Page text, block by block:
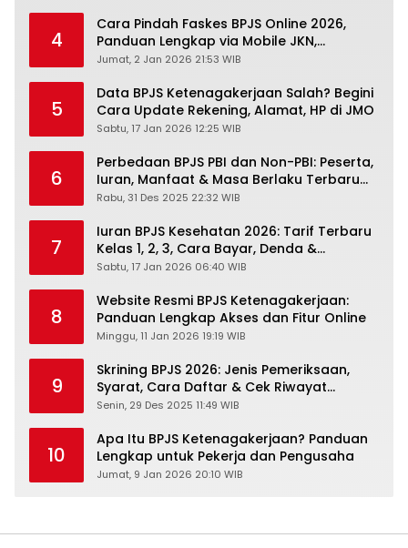
4
Cara Pindah Faskes BPJS Online 2026,
Panduan Lengkap via Mobile JKN,
PANDAWA & Offiline Kantor Cabang
Jumat, 2 Jan 2026 21:53 WIB
5
Data BPJS Ketenagakerjaan Salah? Begini
Cara Update Rekening, Alamat, HP di JMO
Sabtu, 17 Jan 2026 12:25 WIB
6
Perbedaan BPJS PBI dan Non-PBI: Peserta,
Iuran, Manfaat & Masa Berlaku Terbaru
2026
Rabu, 31 Des 2025 22:32 WIB
7
Iuran BPJS Kesehatan 2026: Tarif Terbaru
Kelas 1, 2, 3, Cara Bayar, Denda &
Panduan Lengkap Peserta JKN-KIS
Sabtu, 17 Jan 2026 06:40 WIB
8
Website Resmi BPJS Ketenagakerjaan:
Panduan Lengkap Akses dan Fitur Online
Minggu, 11 Jan 2026 19:19 WIB
9
Skrining BPJS 2026: Jenis Pemeriksaan,
Syarat, Cara Daftar & Cek Riwayat
Kesehatan Gratis
Senin, 29 Des 2025 11:49 WIB
10
Apa Itu BPJS Ketenagakerjaan? Panduan
Lengkap untuk Pekerja dan Pengusaha
Jumat, 9 Jan 2026 20:10 WIB